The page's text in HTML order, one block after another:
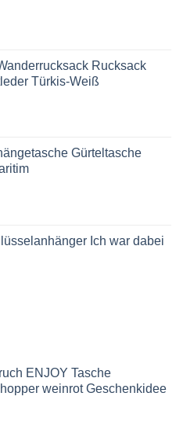
Rucksack
Türkis-Weiß
Gürteltasche
Ich war dabei
ENJOY Tasche
weinrot Geschenkidee